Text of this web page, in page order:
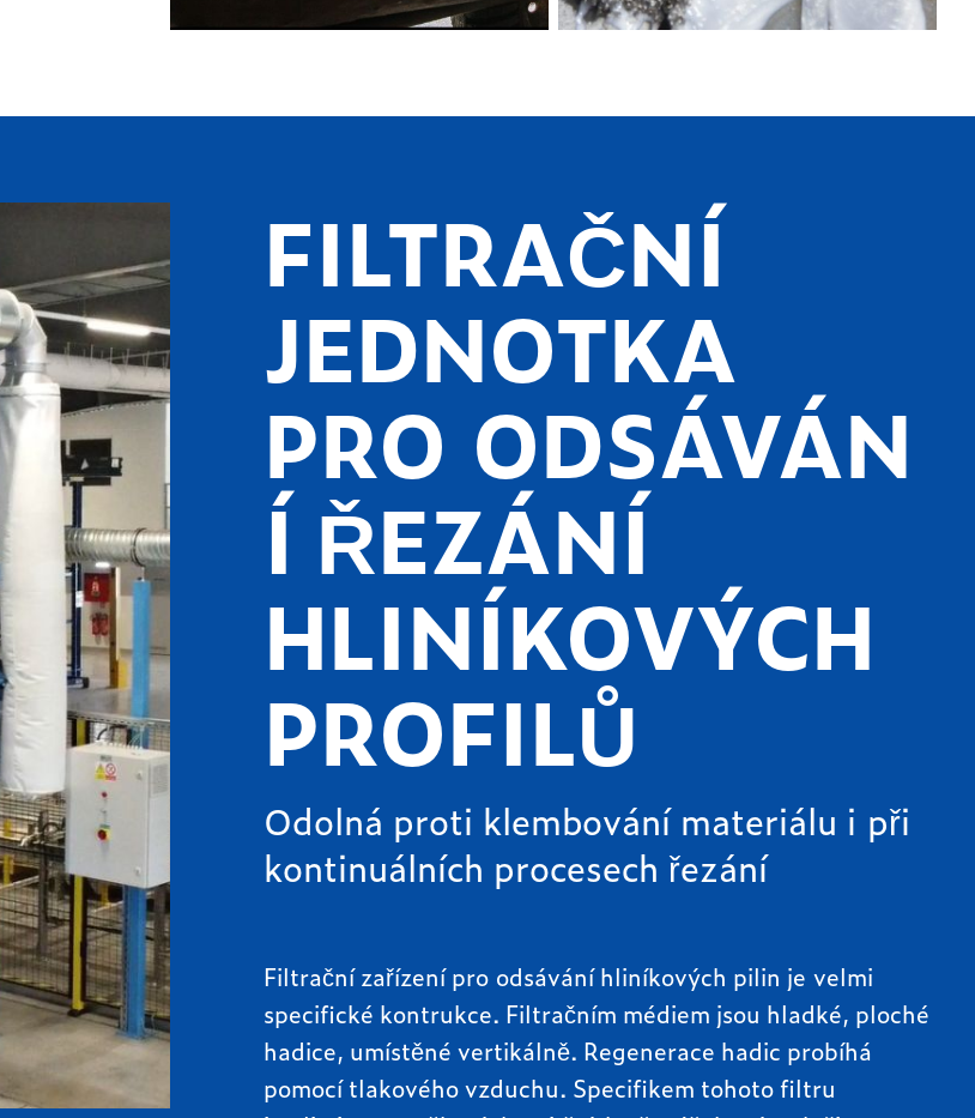
FILTRAČNÍ
JEDNOTKA
PRO ODSÁVÁN
Í ŘEZÁNÍ
HLINÍKOVÝCH
PROFILŮ
Odolná proti klembování materiálu i při
kontinuálních procesech řezání
Filtrační zařízení pro odsávání hliníkových pilin je velmi
specifické kontrukce. Filtračním médiem jsou hladké, ploché
hadice, umístěné vertikálně. Regenerace hadic probíhá
pomocí tlakového vzduchu. Specifikem tohoto filtru